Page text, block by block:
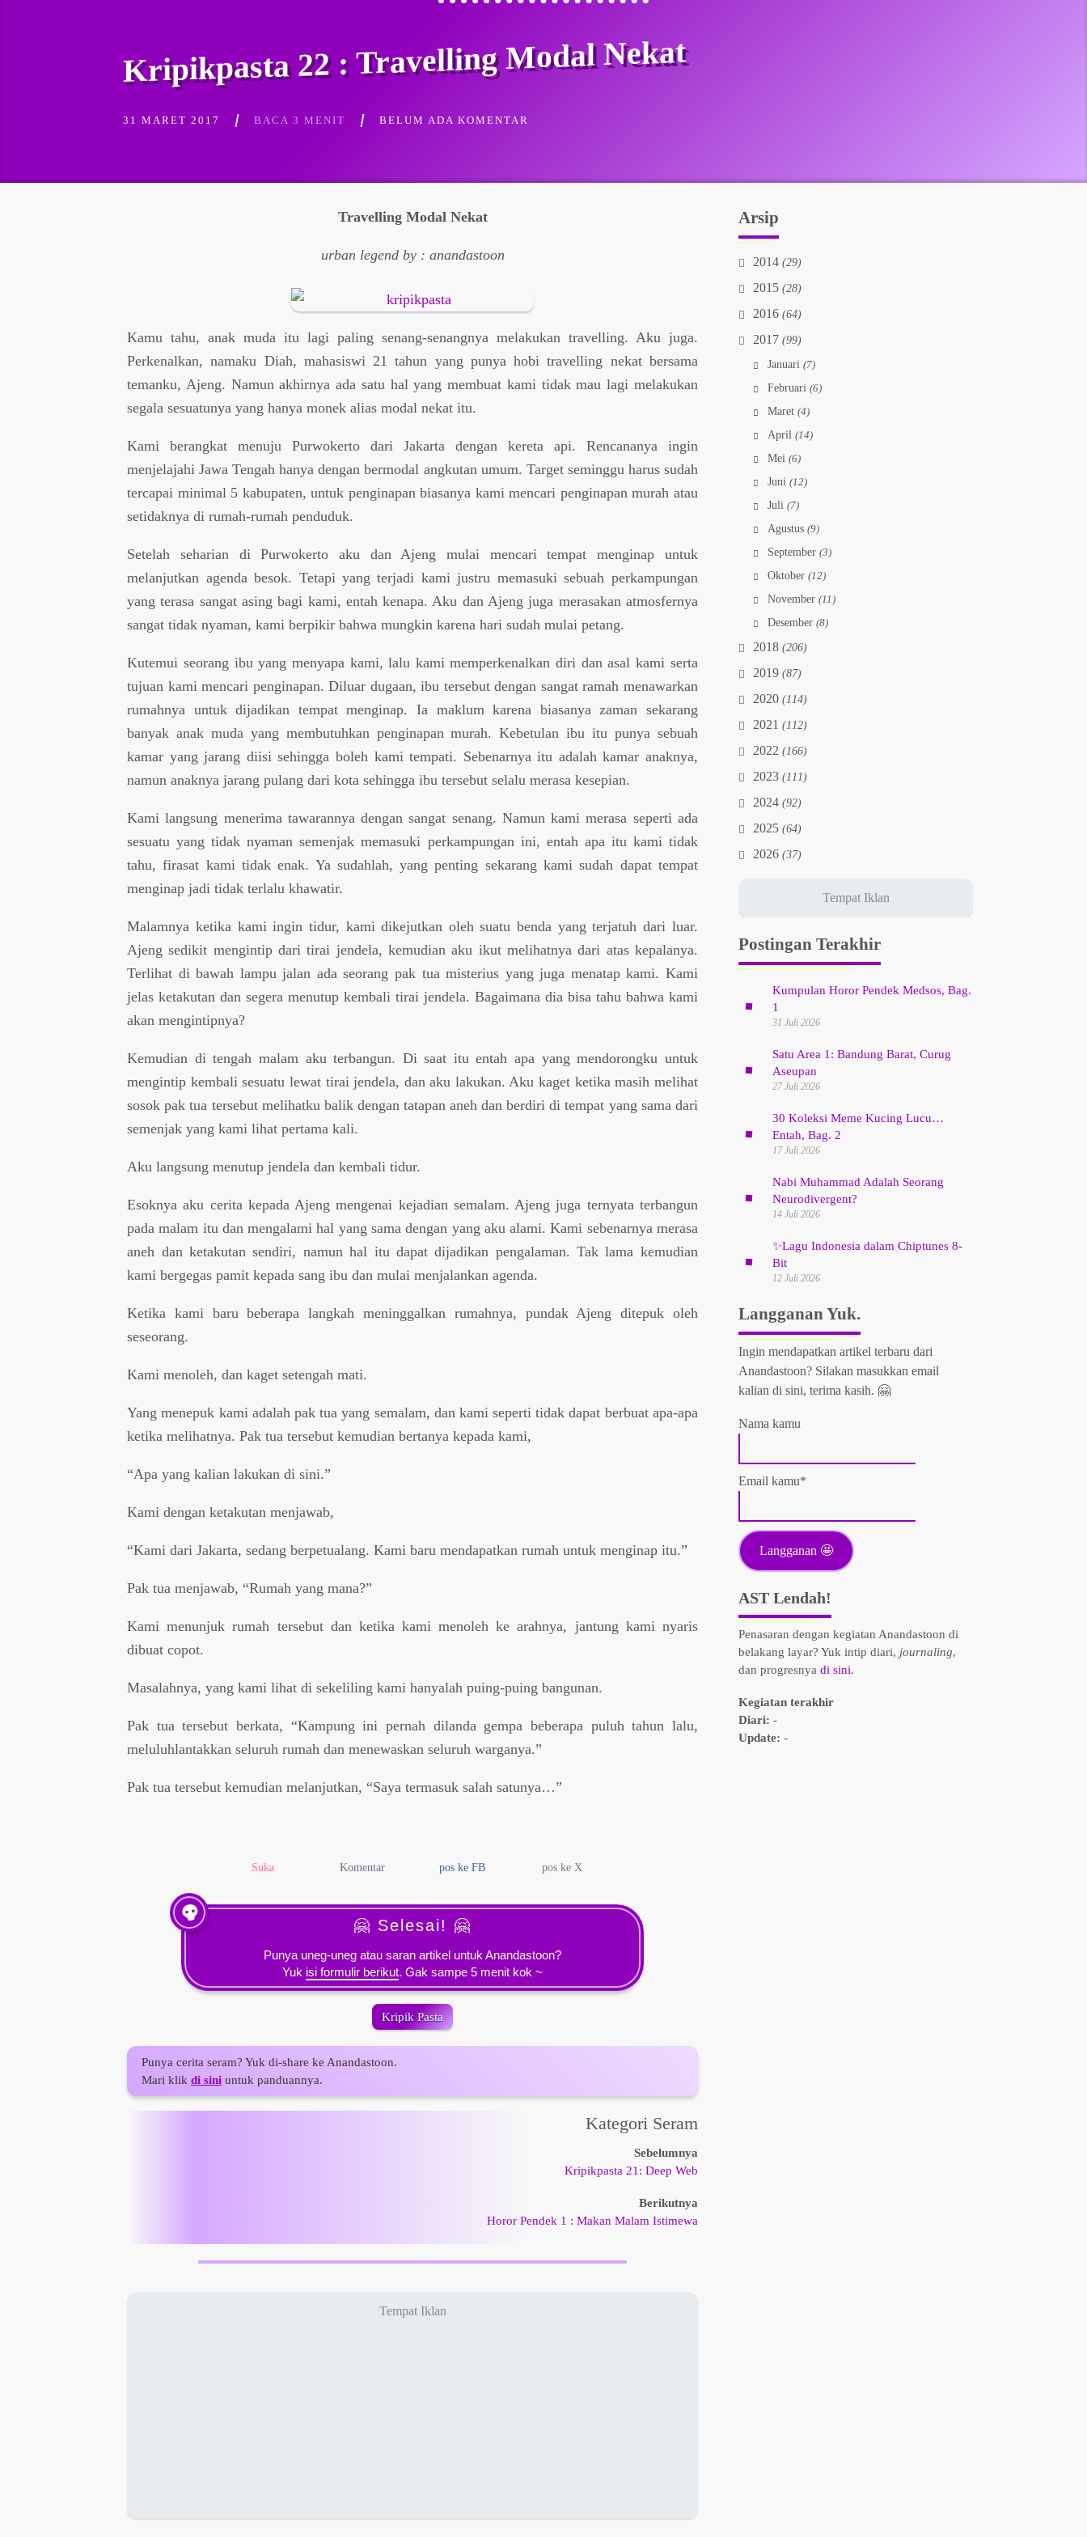
Kripikpasta 22 : Travelling Modal Nekat
31 MARET 2017 BACA 3 MENIT BELUM ADA KOMENTAR
Travelling Modal Nekat
urban legend by : anandastoon
Kamu tahu, anak muda itu lagi paling senang-senangnya melakukan travelling. Aku juga.
Perkenalkan, namaku Diah, mahasiswi 21 tahun yang punya hobi travelling nekat bersama
temanku, Ajeng. Namun akhirnya ada satu hal yang membuat kami tidak mau lagi melakukan
segala sesuatunya yang hanya monek alias modal nekat itu.
Kami berangkat menuju Purwokerto dari Jakarta dengan kereta api. Rencananya ingin
menjelajahi Jawa Tengah hanya dengan bermodal angkutan umum. Target seminggu harus sudah
tercapai minimal 5 kabupaten, untuk penginapan biasanya kami mencari penginapan murah atau
setidaknya di rumah-rumah penduduk.
Setelah seharian di Purwokerto aku dan Ajeng mulai mencari tempat menginap untuk
melanjutkan agenda besok. Tetapi yang terjadi kami justru memasuki sebuah perkampungan
yang terasa sangat asing bagi kami, entah kenapa. Aku dan Ajeng juga merasakan atmosfernya
sangat tidak nyaman, kami berpikir bahwa mungkin karena hari sudah mulai petang.
Kutemui seorang ibu yang menyapa kami, lalu kami memperkenalkan diri dan asal kami serta
tujuan kami mencari penginapan. Diluar dugaan, ibu tersebut dengan sangat ramah menawarkan
rumahnya untuk dijadikan tempat menginap. Ia maklum karena biasanya zaman sekarang
banyak anak muda yang membutuhkan penginapan murah. Kebetulan ibu itu punya sebuah
kamar yang jarang diisi sehingga boleh kami tempati. Sebenarnya itu adalah kamar anaknya,
namun anaknya jarang pulang dari kota sehingga ibu tersebut selalu merasa kesepian.
Kami langsung menerima tawarannya dengan sangat senang. Namun kami merasa seperti ada
sesuatu yang tidak nyaman semenjak memasuki perkampungan ini, entah apa itu kami tidak
tahu, firasat kami tidak enak. Ya sudahlah, yang penting sekarang kami sudah dapat tempat
menginap jadi tidak terlalu khawatir.
Malamnya ketika kami ingin tidur, kami dikejutkan oleh suatu benda yang terjatuh dari luar.
Ajeng sedikit mengintip dari tirai jendela, kemudian aku ikut melihatnya dari atas kepalanya.
Terlihat di bawah lampu jalan ada seorang pak tua misterius yang juga menatap kami. Kami
jelas ketakutan dan segera menutup kembali tirai jendela. Bagaimana dia bisa tahu bahwa kami
akan mengintipnya?
Kemudian di tengah malam aku terbangun. Di saat itu entah apa yang mendorongku untuk
mengintip kembali sesuatu lewat tirai jendela, dan aku lakukan. Aku kaget ketika masih melihat
sosok pak tua tersebut melihatku balik dengan tatapan aneh dan berdiri di tempat yang sama dari
semenjak yang kami lihat pertama kali.
Aku langsung menutup jendela dan kembali tidur.
Esoknya aku cerita kepada Ajeng mengenai kejadian semalam. Ajeng juga ternyata terbangun
pada malam itu dan mengalami hal yang sama dengan yang aku alami. Kami sebenarnya merasa
aneh dan ketakutan sendiri, namun hal itu dapat dijadikan pengalaman. Tak lama kemudian
kami bergegas pamit kepada sang ibu dan mulai menjalankan agenda.
Ketika kami baru beberapa langkah meninggalkan rumahnya, pundak Ajeng ditepuk oleh
seseorang.
Kami menoleh, dan kaget setengah mati.
Yang menepuk kami adalah pak tua yang semalam, dan kami seperti tidak dapat berbuat apa-apa
ketika melihatnya. Pak tua tersebut kemudian bertanya kepada kami,
“Apa yang kalian lakukan di sini.”
Kami dengan ketakutan menjawab,
“Kami dari Jakarta, sedang berpetualang. Kami baru mendapatkan rumah untuk menginap itu.”
Pak tua menjawab, “Rumah yang mana?”
Kami menunjuk rumah tersebut dan ketika kami menoleh ke arahnya, jantung kami nyaris
dibuat copot.
Masalahnya, yang kami lihat di sekeliling kami hanyalah puing-puing bangunan.
Pak tua tersebut berkata, “Kampung ini pernah dilanda gempa beberapa puluh tahun lalu,
meluluhlantakkan seluruh rumah dan menewaskan seluruh warganya.”
Pak tua tersebut kemudian melanjutkan, “Saya termasuk salah satunya…”
Suka Komentar pos ke FB pos ke X
🤗 Selesai! 🤗
Punya uneg-uneg atau saran artikel untuk Anandastoon?
Yuk isi formulir berikut. Gak sampe 5 menit kok ~
Kripik Pasta
Punya cerita seram? Yuk di-share ke Anandastoon.
Mari klikdi sini untuk panduannya.
Kategori Seram
Sebelumnya
Kripikpasta 21: Deep Web
Berikutnya
Horor Pendek 1 : Makan Malam Istimewa
Arsip
2014(29)
2015(28)
2016(64)
2017(99)
Januari(7)
Februari(6)
Maret(4)
April(14)
Mei(6)
Juni(12)
Juli(7)
Agustus(9)
September(3)
Oktober(12)
November(11)
Desember(8)
2018(206)
2019(87)
2020(114)
2021(112)
2022(166)
2023(111)
2024(92)
2025(64)
2026(37)
Postingan Terakhir
Kumpulan Horor Pendek Medsos, Bag.
1
31 Juli 2026
Satu Area 1: Bandung Barat, Curug
Aseupan
27 Juli 2026
30 Koleksi Meme Kucing Lucu…
Entah, Bag. 2
17 Juli 2026
Nabi Muhammad Adalah Seorang
Neurodivergent?
14 Juli 2026
✨Lagu Indonesia dalam Chiptunes 8-
Bit
12 Juli 2026
Langganan Yuk.
Ingin mendapatkan artikel terbaru dari
Anandastoon? Silakan masukkan email
kalian di sini, terima kasih. 🤗
Nama kamu
Email kamu*
AST Lendah!
Penasaran dengan kegiatan Anandastoon di
belakang layar? Yuk intip diari, journaling,
dan progresnyadi sini.
Kegiatan terakhir
Diari:-
Update:-